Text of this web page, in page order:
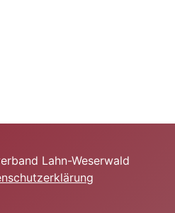
Lahn-Weserwald